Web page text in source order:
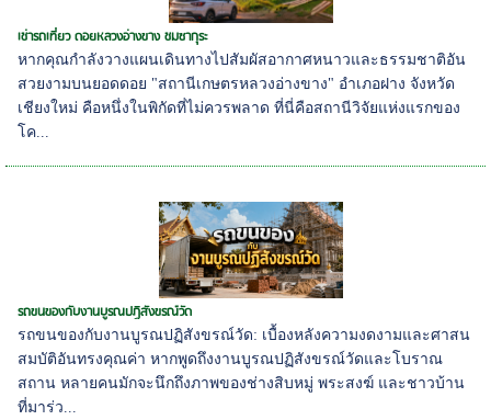
เช่ารถเที่ยว ดอยหลวงอ่างขาง ชมซากุระ
หากคุณกำลังวางแผนเดินทางไปสัมผัสอากาศหนาวและธรรมชาติอัน
สวยงามบนยอดดอย "สถานีเกษตรหลวงอ่างขาง" อำเภอฝาง จังหวัด
เชียงใหม่ คือหนึ่งในพิกัดที่ไม่ควรพลาด ที่นี่คือสถานีวิจัยแห่งแรกของ
โค...
รถขนของกับงานบูรณปฏิสังขรณ์วัด
รถขนของกับงานบูรณปฏิสังขรณ์วัด: เบื้องหลังความงดงามและศาสน
สมบัติอันทรงคุณค่า หากพูดถึงงานบูรณปฏิสังขรณ์วัดและโบราณ
สถาน หลายคนมักจะนึกถึงภาพของช่างสิบหมู่ พระสงฆ์ และชาวบ้าน
ที่มาร่ว...